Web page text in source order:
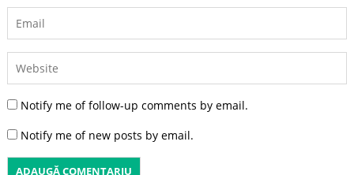
Notify me of follow-up comments by email.
Notify me of new posts by email.